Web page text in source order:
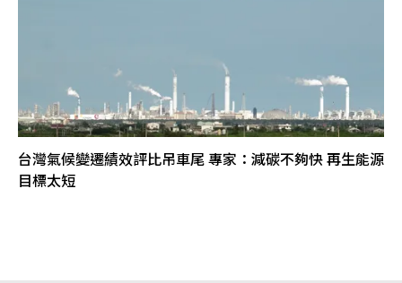
台灣氣候變遷績效評比吊車尾 專家：減碳不夠快 再生能源
目標太短